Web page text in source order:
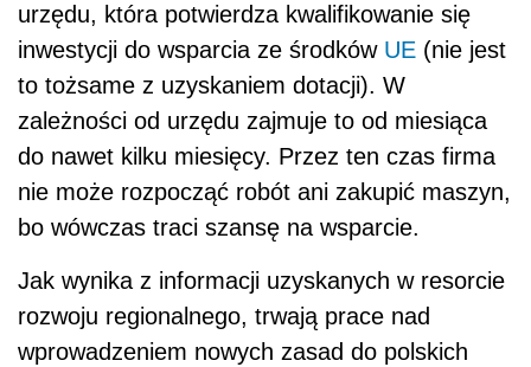
urzędu, która potwierdza kwalifikowanie się
inwestycji do wsparcia ze środków UE (nie jest
to tożsame z uzyskaniem dotacji). W
zależności od urzędu zajmuje to od miesiąca
do nawet kilku miesięcy. Przez ten czas firma
nie może rozpocząć robót ani zakupić maszyn,
bo wówczas traci szansę na wsparcie.
Jak wynika z informacji uzyskanych w resorcie
rozwoju regionalnego, trwają prace nad
wprowadzeniem nowych zasad do polskich